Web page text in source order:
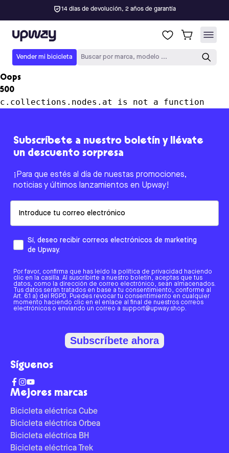
14 días de devolución, 2 años de garantía
Upway
Vender mi bicicleta Buscar por marca, modelo ...
Oops
500
c.collections.nodes.at is not a function
Mejores marcas
Bicicleta eléctrica Cube
Bicicleta eléctrica Orbea
Bicicleta eléctrica BH
Bicicleta eléctrica Trek
Subscríbete a nuestro boletín y llévate
un descuento sorpresa
¡Para que estés al día de nuestas promociones,
noticias y últimos lanzamientos en Upway!
Sí, deseo recibir correos electrónicos de marketing
de Upway.
Por favor, confirma que has leído la política de privacidad haciendo
clic en la casilla. Al suscribirte a nuestro boletín, aceptas que tus
datos, como la dirección de correo electrónico, sean almacenados.
Tus datos serán tratados en base a tu consentimiento, conforme al
Art. 6.1 a) del RGPD. Puedes revocar tu consentimiento en cualquier
momento haciendo clic en el enlace al final de nuestros correos
electrónicos o enviando un correo a support@upway.shop.
Subscríbete ahora
Síguenos